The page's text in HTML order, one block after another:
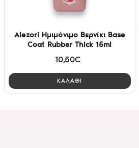
Alezori Ημιμόνιμο Βερνίκι Base
Coat Rubber Thick 15ml
10,50€
ΚΑΛΑΘΙ